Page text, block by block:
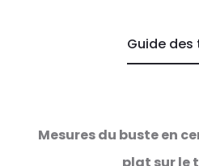
Guide des
Mesures du buste en